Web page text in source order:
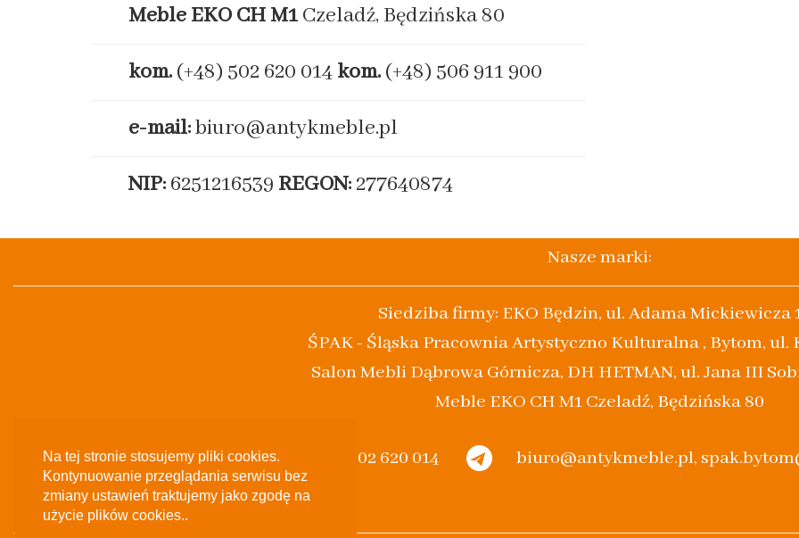
Na tej stronie stosujemy pliki cookies.
Kontynuowanie przeglądania serwisu bez
zmiany ustawień traktujemy jako zgodę na
użycie plików cookies..
Meble EKO CH M1Czeladź, Będzińska 80
kom. (+48) 502 620 014 kom. (+48) 506 911 900
e-mail:biuro@antykmeble.pl
NIP: 6251216539 REGON: 277640874
Nasze marki:
Siedziba firmy: EKO Będzin, ul. Adama Mickiewicza
ŚPAK - Śląska Pracownia Artystyczno Kulturalna , Bytom, ul.
Salon Mebli Dąbrowa Górnicza, DH HETMAN, ul. Jana III
Meble EKO CH M1 Czeladź, Będzińska 80
(+48) 502 620 014 biuro@antykmeble.pl,